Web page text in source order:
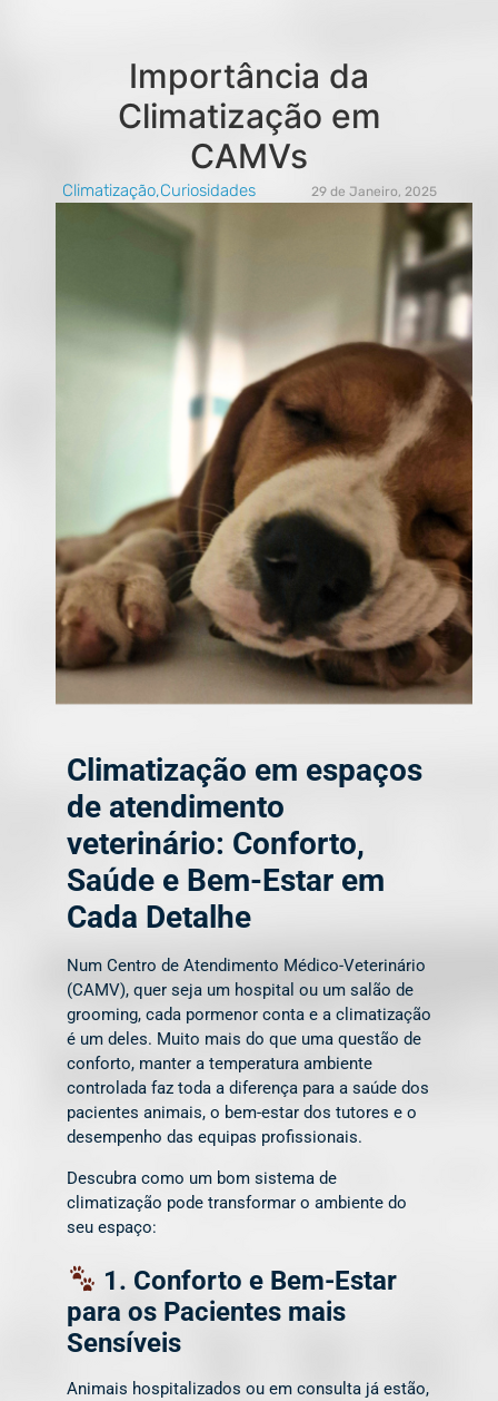
Importância da
Climatização em
CAMVs
Climatização,Curiosidades 29 de Janeiro, 2025
Climatização em espaços
de atendimento
veterinário: Conforto,
Saúde e Bem-Estar em
Cada Detalhe
Num Centro de Atendimento Médico-Veterinário
(CAMV), quer seja um hospital ou um salão de
grooming, cada pormenor conta e a climatização
é um deles. Muito mais do que uma questão de
conforto, manter a temperatura ambiente
controlada faz toda a diferença para a saúde dos
pacientes animais, o bem-estar dos tutores e o
desempenho das equipas profissionais.
Descubra como um bom sistema de
climatização pode transformar o ambiente do
seu espaço:
1. Conforto e Bem-Estar
para os Pacientes mais
Sensíveis
Animais hospitalizados ou em consulta já estão,